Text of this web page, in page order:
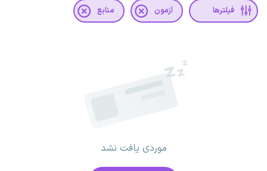
فیلترها آزمون منابع
موردی یافت نشد